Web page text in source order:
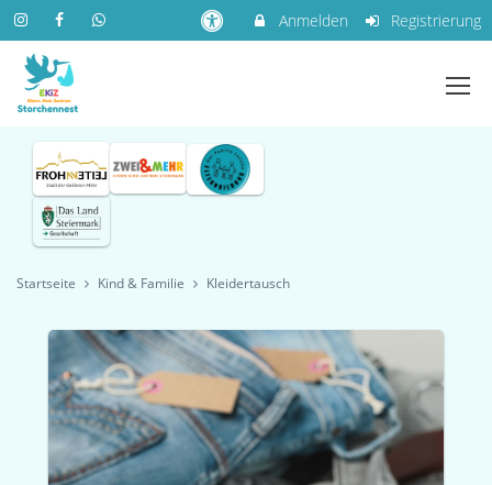
Anmelden Registrierung
Startseite Kind & Familie Kleidertausch